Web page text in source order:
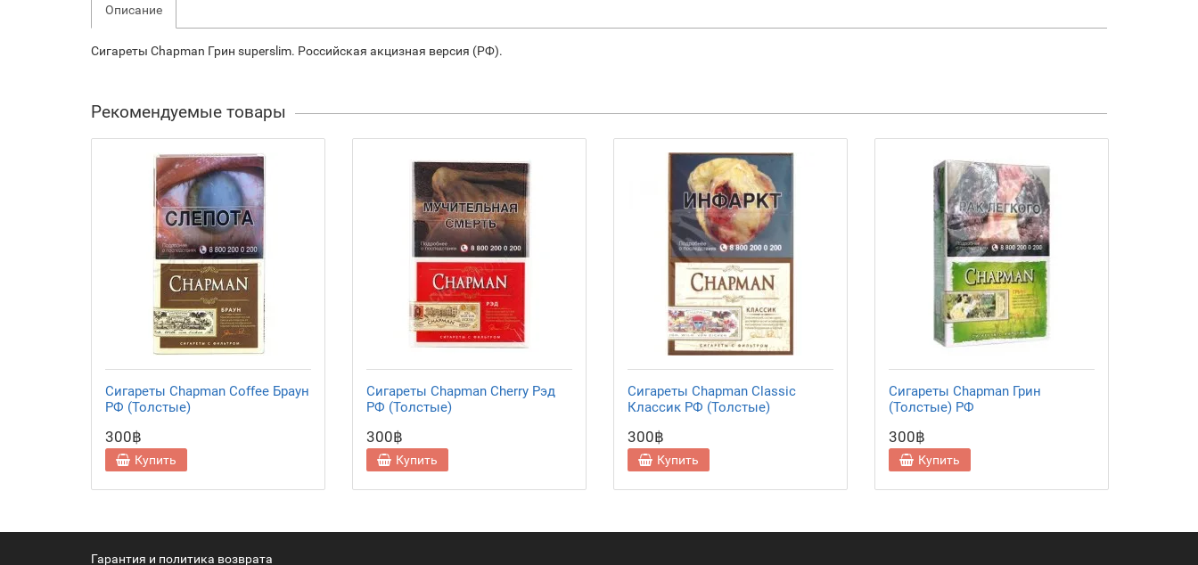
Описание
Сигареты Chapman Грин superslim. Российская акцизная версия (РФ).
Рекомендуемые товары
Сигареты Chapman Coffee Браун
РФ (Толстые)
300฿
Купить
Сигареты Chapman Cherry Рэд
РФ (Толстые)
300฿
Купить
Сигареты Chapman Classic
Классик РФ (Толстые)
300฿
Купить
Сигареты Chapman Грин
(Толстые) РФ
300฿
Купить
Гарантия и политика возврата